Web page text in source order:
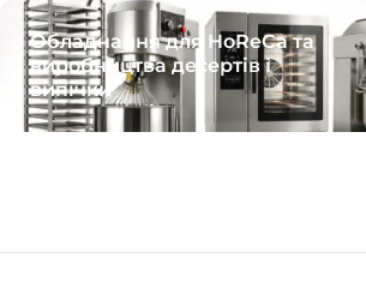
Обладнання для HoReCa та
виробництва десертів і
випічки